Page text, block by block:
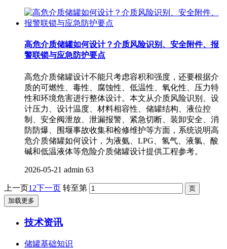
高危介质储罐如何设计？介质风险识别、安全附件、报
警联锁与应急防护要点
高危介质储罐设计不能只考虑容积和强度，还要根据介
质的可燃性、毒性、腐蚀性、低温性、氧化性、压力特
性和环境危害进行整体设计。本文从介质风险识别、设
计压力、设计温度、材料相容性、储罐结构、液位控
制、安全阀泄放、泄漏报警、紧急切断、装卸安全、消
防防爆、围堰事故收集和检修维护等方面，系统说明高
危介质储罐如何设计，为液氨、LPG、氢气、液氯、酸
碱和低温液体等危险介质储罐设计提供工程参考。
2026-05-21 admin 63
上一页1 2下一页 转至第
加载更多
技术资讯
储罐基础知识